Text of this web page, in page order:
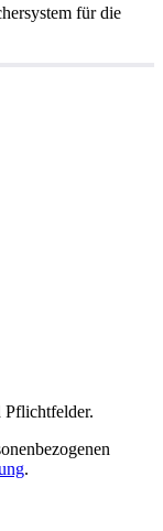
für die
Pflichtfelder.
.